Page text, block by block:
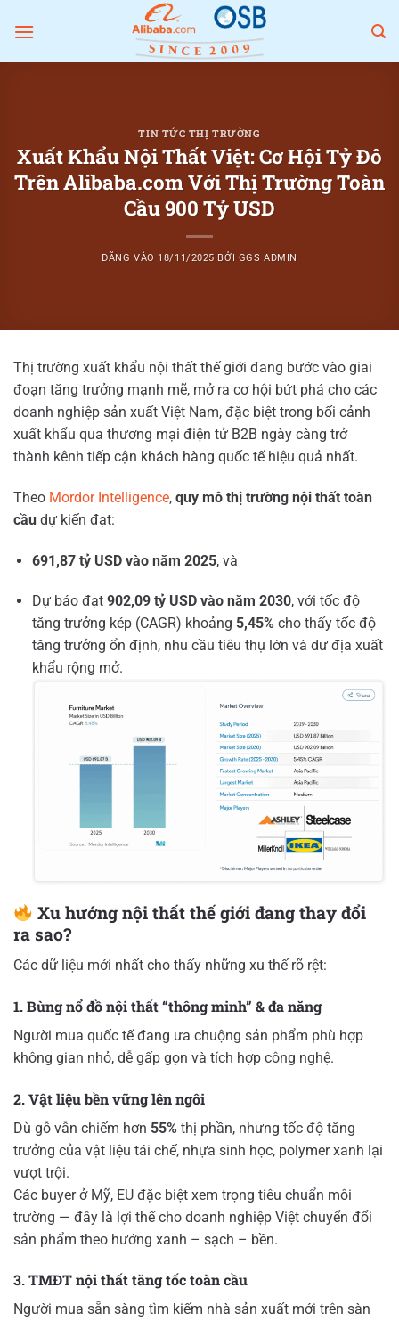
qua
TIN TỨC THỊ TRƯỜNG
Xuất Khẩu Nội Thất Việt: Cơ Hội Tỷ Đô
Trên Alibaba.com Với Thị Trường Toàn
Cầu 900 Tỷ USD
ĐĂNG VÀO 18/11/2025 BỞI GGS ADMIN
Thị trường xuất khẩu nội thất thế giới đang bước vào giai
đoạn tăng trưởng mạnh mẽ, mở ra cơ hội bứt phá cho các
doanh nghiệp sản xuất Việt Nam, đặc biệt trong bối cảnh
xuất khẩu qua thương mại điện tử B2B ngày càng trở
thành kênh tiếp cận khách hàng quốc tế hiệu quả nhất.
Theo Mordor Intelligence, quy mô thị trường nội thất toàn
cầu dự kiến đạt:
691,87 tỷ USD vào năm 2025, và
Dự báo đạt 902,09 tỷ USD vào năm 2030, với tốc độ
tăng trưởng kép (CAGR) khoảng 5,45% cho thấy tốc độ
tăng trưởng ổn định, nhu cầu tiêu thụ lớn và dư địa xuất
khẩu rộng mở.
Xu hướng nội thất thế giới đang thay đổi
ra sao?
Các dữ liệu mới nhất cho thấy những xu thế rõ rệt:
1. Bùng nổ đồ nội thất “thông minh” & đa năng
Người mua quốc tế đang ưa chuộng sản phẩm phù hợp
không gian nhỏ, dễ gấp gọn và tích hợp công nghệ.
2. Vật liệu bền vững lên ngôi
Dù gỗ vẫn chiếm hơn 55% thị phần, nhưng tốc độ tăng
trưởng của vật liệu tái chế, nhựa sinh học, polymer xanh lại
vượt trội.
Các buyer ở Mỹ, EU đặc biệt xem trọng tiêu chuẩn môi
trường — đây là lợi thế cho doanh nghiệp Việt chuyển đổi
sản phẩm theo hướng xanh – sạch – bền.
3. TMĐT nội thất tăng tốc toàn cầu
Người mua sẵn sàng tìm kiếm nhà sản xuất mới trên sàn